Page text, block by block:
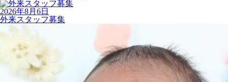
2026年8月6日
外来スタッフ募集